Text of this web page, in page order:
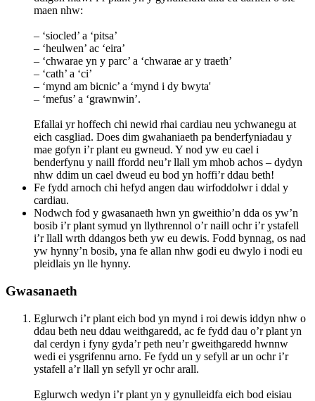
maen nhw:
– ‘siocled’ a ‘pitsa’
– ‘heulwen’ ac ‘eira’
– ‘chwarae yn y parc’ a ‘chwarae ar y traeth’
– ‘cath’ a ‘ci’
– ‘mynd am bicnic’ a ‘mynd i dy bwyta'
– ‘mefus’ a ‘grawnwin’.
Efallai yr hoffech chi newid rhai cardiau neu ychwanegu at
eich casgliad. Does dim gwahaniaeth pa benderfyniadau y
mae gofyn i’r plant eu gwneud. Y nod yw eu cael i
benderfynu y naill ffordd neu’r llall ym mhob achos – dydyn
nhw ddim un cael dweud eu bod yn hoffi’r ddau beth!
Fe fydd arnoch chi hefyd angen dau wirfoddolwr i ddal y
cardiau.
Nodwch fod y gwasanaeth hwn yn gweithio’n dda os yw’n
bosib i’r plant symud yn llythrennol o’r naill ochr i’r ystafell
i’r llall wrth ddangos beth yw eu dewis. Fodd bynnag, os nad
yw hynny’n bosib, yna fe allan nhw godi eu dwylo i nodi eu
pleidlais yn lle hynny.
Gwasanaeth
Eglurwch i’r plant eich bod yn mynd i roi dewis iddyn nhw o
ddau beth neu ddau weithgaredd, ac fe fydd dau o’r plant yn
dal cerdyn i fyny gyda’r peth neu’r gweithgaredd hwnnw
wedi ei ysgrifennu arno. Fe fydd un y sefyll ar un ochr i’r
ystafell a’r llall yn sefyll yr ochr arall.
Eglurwch wedyn i’r plant yn y gynulleidfa eich bod eisiau